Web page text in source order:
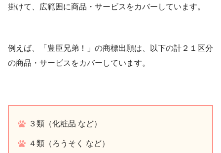
掛けて、広範囲に商品・サービスをカバーしています。
例えば、「豊臣兄弟！」の商標出願は、以下の計２１区分
の商品・サービスをカバーしています。
３類（化粧品 など）
４類（ろうそく など）